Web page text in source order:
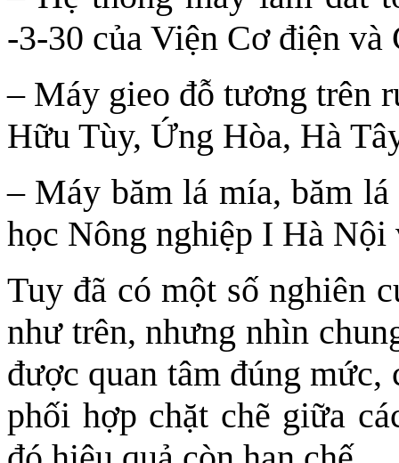
-3-30 của Viện Cơ điện và
– Máy gieo đỗ tương trên
Hữu Tùy, Ứng Hòa, Hà
– Máy băm lá mía, băm
học Nông nghiệp I Hà
Tuy đã có một số nghiên
như trên, nhưng nhìn
được quan tâm đúng mức,
phối hợp chặt chẽ giữa